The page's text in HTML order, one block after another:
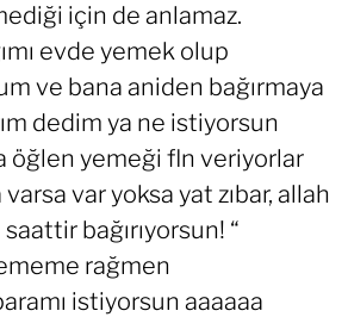
için de anlamaz.
evde yemek olup
ve bana aniden bağırmaya
dedim ya ne istiyorsun
öğlen yemeği fln veriyorlar
var yoksa yat zıbar, allah
bağırıyorsun! “
rağmen
istiyorsun aaaaaa